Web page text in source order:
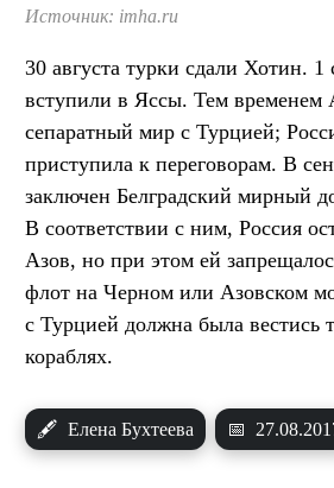
Источник: imha.ru
30 августа турки сдали Хотин. 1
вступили в Яссы. Тем временем
сепаратный мир с Турцией;
приступила к переговорам. В
заключен Белградский мирный
В соответствии с ним, Россия
Азов, но при этом ей
флот на Черном или Азовском
с Турцией должна была вестись
кораблях.
🖋 Елена Бухтеева 📅